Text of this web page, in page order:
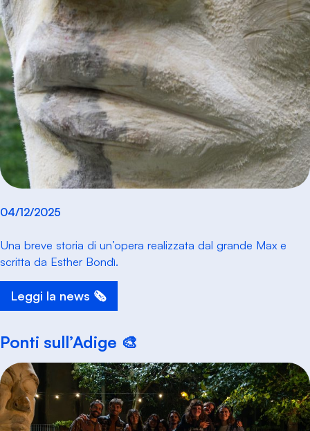
04/12/2025
Una breve storia di un’opera realizzata dal grande Max e
scritta da Esther Bondì.
Leggi la news 🗞️
Ponti sull’Adige 🎨